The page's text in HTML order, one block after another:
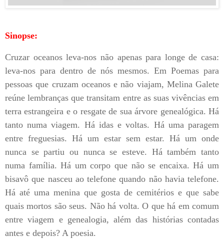
Sinopse:
Cruzar oceanos leva-nos não apenas para longe de casa:
leva-nos para dentro de nós mesmos. Em Poemas para
pessoas que cruzam oceanos e não viajam, Melina Galete
reúne lembranças que transitam entre as suas vivências em
terra estrangeira e o resgate de sua árvore genealógica. Há
tanto numa viagem. Há idas e voltas. Há uma paragem
entre freguesias. Há um estar sem estar. Há um onde
nunca se partiu ou nunca se esteve. Há também tanto
numa família. Há um corpo que não se encaixa. Há um
bisavô que nasceu ao telefone quando não havia telefone.
Há até uma menina que gosta de cemitérios e que sabe
quais mortos são seus. Não há volta. O que há em comum
entre viagem e genealogia, além das histórias contadas
antes e depois? A poesia.